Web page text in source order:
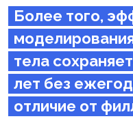
Более того,
тела
лет без
отличие от